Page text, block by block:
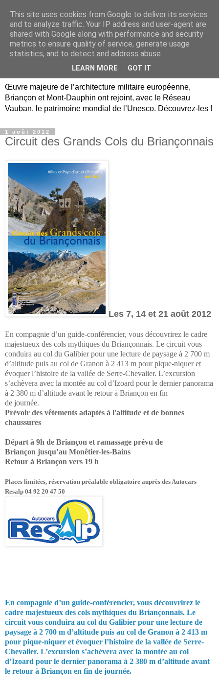
Briançon, Mont-Dauphin,
Vauban Unesco Hautes-
Œuvre majeure de l’architecture militaire européenne,
Briançon et Mont-Dauphin ont rejoint, avec le Réseau
Vauban, le patrimoine mondial de l’Unesco. Découvrez-les !
1 août 2012
Circuit des Grands Cols du Briançonnais
Les 7, 14 et 21 août 2012
En compagnie d’un guide-conférencier, vous découvrirez le cadre
majestueux des cols mythiques du Briançonnais. Le circuit vous
conduira au col du Galibier pour une lecture de paysage à 2 700 m
d’altitude puis au col de Granon à 2 413 m pour pique-niquer et
évoquer l’histoire de la vallée de Serre-Chevalier. L’excursion
s’achèvera avec la montée au col d’Izoard pour le dernier panorama
à 2 380 m d’altitude avant le retour à Briançon en fin
de journée.
Prévoir des vêtements adaptés à l'altitude et de bonnes
chaussures
Départ à 9h de Briançon et ramassage prévu de
Briançon jusqu’au Monêtier-les-Bains
Retour à Briançon vers 19 h
Places limitées, réservation préalable obligatoire auprès des Autocars
Resalp 04 92 20 47 50
En compagnie d’un guide-conférencier, vous découvrirez le
cadre majestueux des cols mythiques du Briançonnais. Le
circuit vous conduira au col du Galibier pour une lecture de
paysage à 2 700 m d’altitude puis au col de Granon à 2 413 m
pour pique-niquer et évoquer l’histoire de la vallée de Serre-
Chevalier. L’excursion s’achèvera avec la montée au col
d’Izoard pour le dernier panorama à 2 380 m d’altitude avant
le retour à Briançon en fin de journée.
This site uses cookies from Google to deliver its services
and to analyze traffic. Your IP address and user-agent are
shared with Google along with performance and security
metrics to ensure quality of service, generate usage
statistics, and to detect and address abuse.
LEARN MORE GOT IT